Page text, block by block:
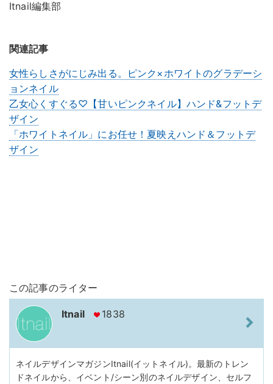
Itnail編集部
関連記事
女性らしさがにじみ出る。ピンク×ホワイトのグラデーシ
ョンネイル
乙女心くすぐる♡【甘いピンクネイル】ハンド&フットデ
ザイン
「ホワイトネイル」にお任せ！夏映えハンド＆フットデ
ザイン
この記事のライター
Itnail 1838
ネイルデザインマガジンItnail(イットネイル)。最新のトレン
ドネイルから、イベント/シーン別のネイルデザイン、セルフ